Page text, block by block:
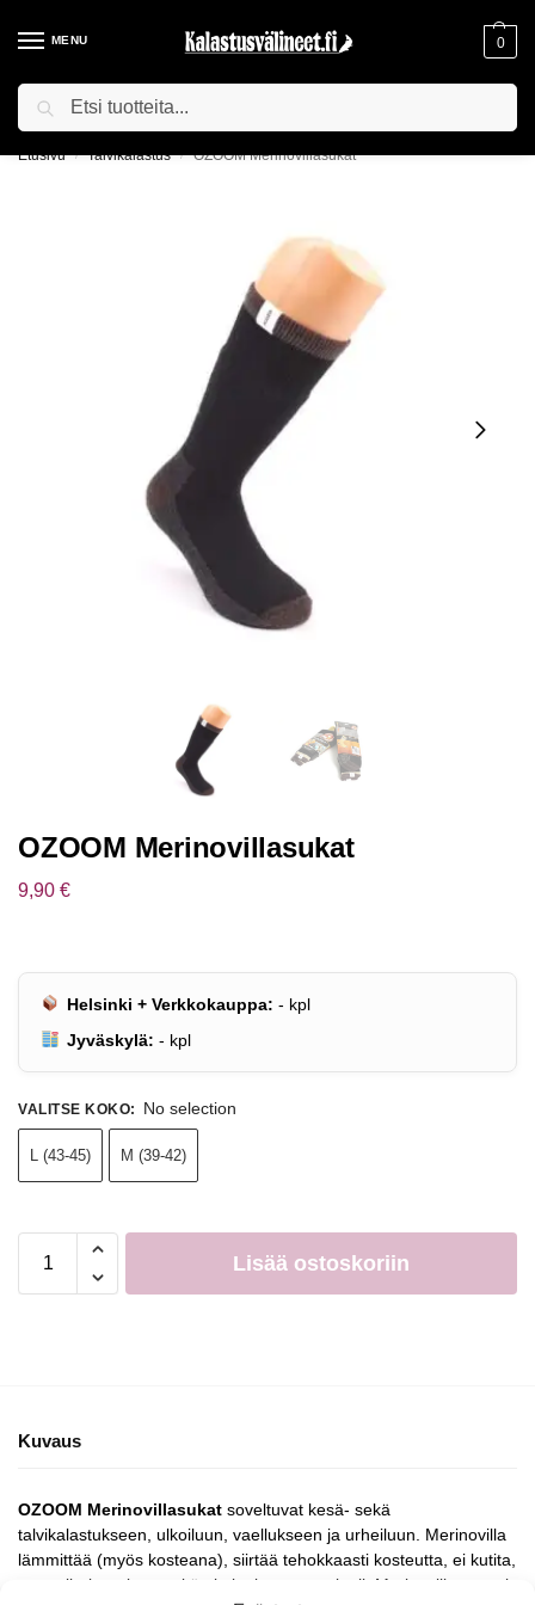
MENU 0
ILMAINEN TOIMITUS YLI 75€ TILAUKSILLE!
Etusivu / Talvikalastus / OZOOM Merinovillasukat
OZOOM Merinovillasukat
9,90 €
Helsinki + Verkkokauppa: - kpl
Jyväskylä: - kpl
VALITSE KOKO: No selection
L (43-45) M (39-42)
Lisää ostoskoriin
Kuvaus
OZOOM Merinovillasukat soveltuvat kesä- sekä
talvikalastukseen, ulkoiluun, vaellukseen ja urheiluun. Merinovilla
lämmittää (myös kosteana), siirtää tehokkaasti kosteutta, ei kutita,
on antibakteerinen sekä ekologinen materiaali. Merinovilla reagoi